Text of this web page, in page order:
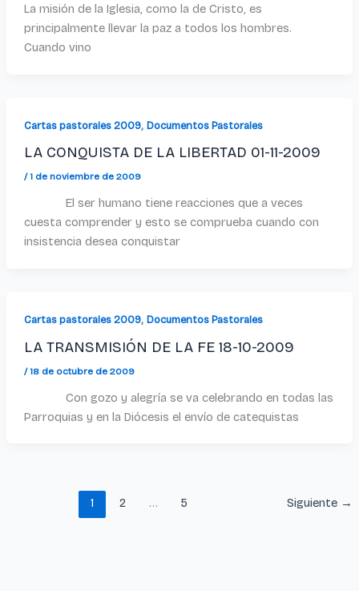
La misión de la Iglesia, como la de Cristo, es
principalmente llevar la paz a todos los hombres.
Cuando vino
Cartas pastorales 2009, Documentos Pastorales
LA CONQUISTA DE LA LIBERTAD 01-11-2009
/1 de noviembre de 2009
El ser humano tiene reacciones que a veces
cuesta comprender y esto se comprueba cuando con
insistencia desea conquistar
Cartas pastorales 2009, Documentos Pastorales
LA TRANSMISIÓN DE LA FE 18-10-2009
/18 de octubre de 2009
Con gozo y alegría se va celebrando en todas las
Parroquias y en la Diócesis el envío de catequistas
1 2 … 5 Siguiente →